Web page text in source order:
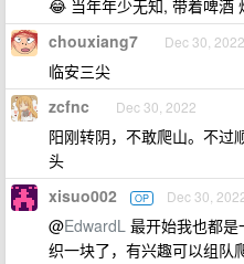
😂 当年年少无知, 带着啤酒
chouxiang7 Dec 30,
临安三尖
zcfnc Dec 30, 2022
阳刚转阴，不敢爬山。不过
头
xisuo002 OP Dec 30,
@EdwardL 最开始我也都
织一块了，有兴趣可以组队